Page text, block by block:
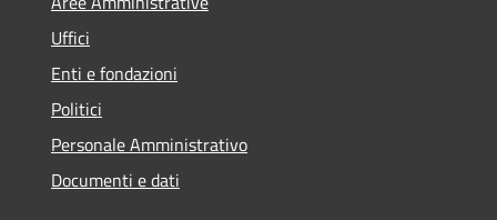
Uffici
Enti e fondazioni
Politici
Personale Amministrativo
Documenti e dati